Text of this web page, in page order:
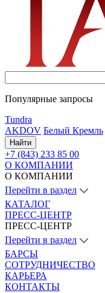
Популярные запросы
Tundra
AKDOV Белый Кремль
Найти
+7 (843) 233 85 00
О КОМПАНИИ
О КОМПАНИИ
Перейти в раздел
КАТАЛОГ
ПРЕСС-ЦЕНТР
ПРЕСС-ЦЕНТР
Перейти в раздел
БАРСЫ
СОТРУДНИЧЕСТВО
КАРЬЕРА
КОНТАКТЫ